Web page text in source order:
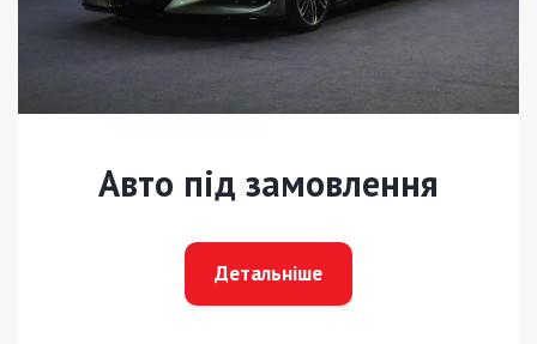
Авто під замовлення
Детальніше